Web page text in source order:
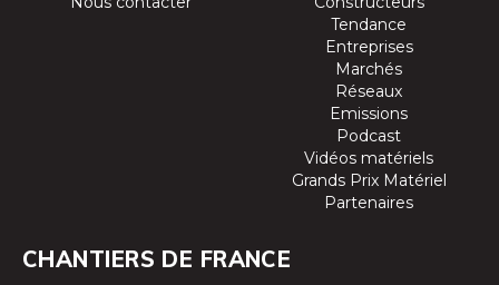
Tendance
Entreprises
Marchés
Réseaux
Emissions
Podcast
Vidéos matériels
Grands Prix Matériel
Partenaires
CHANTIERS DE FRANCE